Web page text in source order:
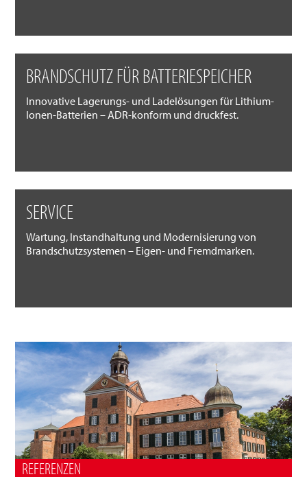
BRANDSCHUTZ FÜR BATTERIESPEICHER
Innovative Lagerungs- und Ladelösungen für Lithium-
Ionen-Batterien – ADR-konform und druckfest.
SERVICE
Wartung, Instandhaltung und Modernisierung von
Brandschutzsystemen – Eigen- und Fremdmarken.
REFERENZEN